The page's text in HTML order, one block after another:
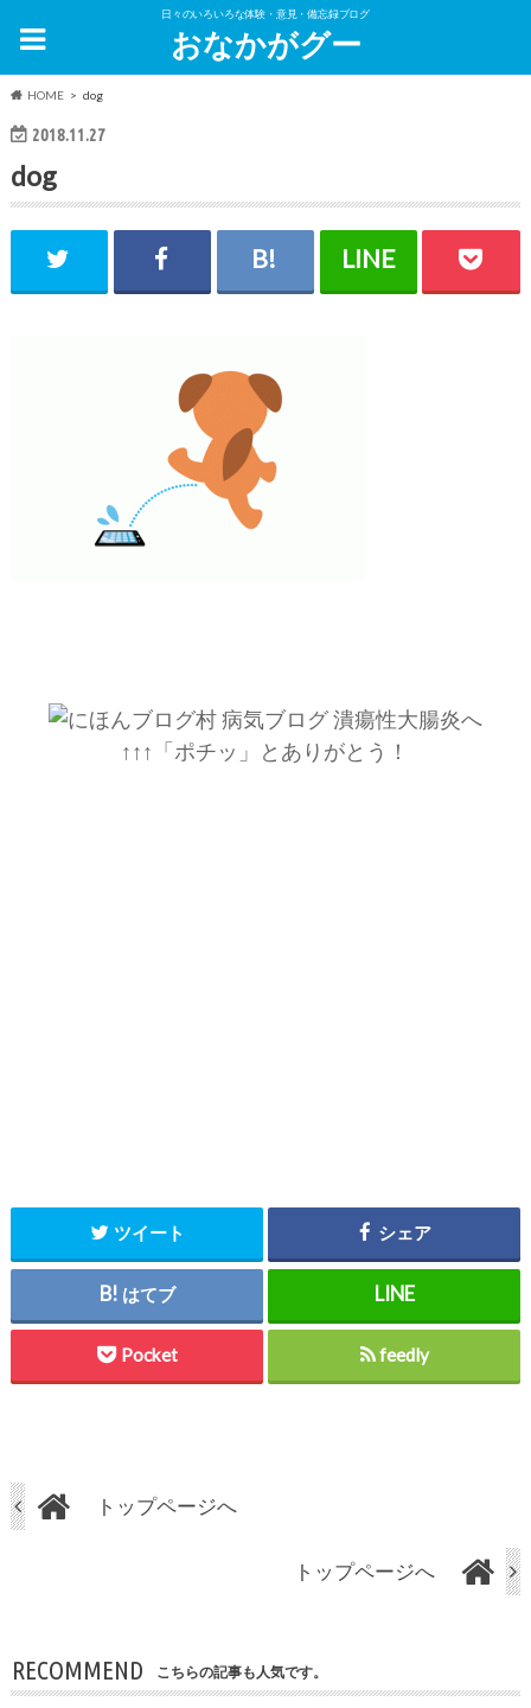
日々のいろいろな体験・意見・備忘録ブログ
おなかがグー
HOME dog
2018.11.27
dog
↑↑↑「ポチッ」とありがとう！
ツイート シェア
はてブ
Pocket feedly
トップページへ
トップページへ
RECOMMEND こちらの記事も人気です。